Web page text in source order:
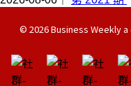
© 2026 Business Weekly